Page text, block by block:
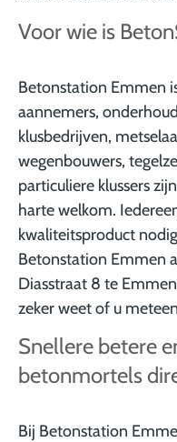
Voor wie is
Betonstation Emmen
aannemers,
klusbedrijven,
wegenbouwers,
particuliere klussers
harte welkom.
kwaliteitsproduct
Betonstation Emmen
Diasstraat 8 te
zeker weet of u
Snellere betere
betonmortels
Bij Betonstation